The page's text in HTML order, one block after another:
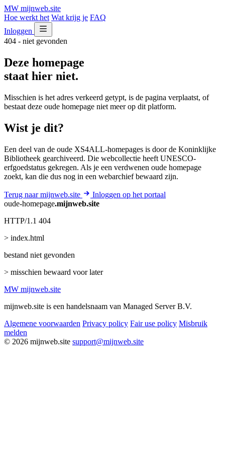
MW mijnweb.site
Hoe werkt het Wat krijg je FAQ
Inloggen
404 - niet gevonden
Deze homepage
staat hier niet.
Misschien is het adres verkeerd getypt, is de pagina verplaatst, of
bestaat deze oude homepage niet meer op dit platform.
Wist je dit?
Een deel van de oude XS4ALL-homepages is door de Koninklijke
Bibliotheek gearchiveerd. Die webcollectie heeft UNESCO-
erfgoedstatus gekregen. Als je een verdwenen oude homepage
zoekt, kan die dus nog in een webarchief bewaard zijn.
Terug naar mijnweb.site
Inloggen op het portaal
oude-homepage.mijnweb.site
HTTP/1.1 404
> index.html
bestand niet gevonden
> misschien bewaard voor later
MW mijnweb.site
mijnweb.site is een handelsnaam van Managed Server B.V.
Algemene voorwaarden Privacy policy Fair use policy Misbruik
melden
© 2026 mijnweb.site support@mijnweb.site